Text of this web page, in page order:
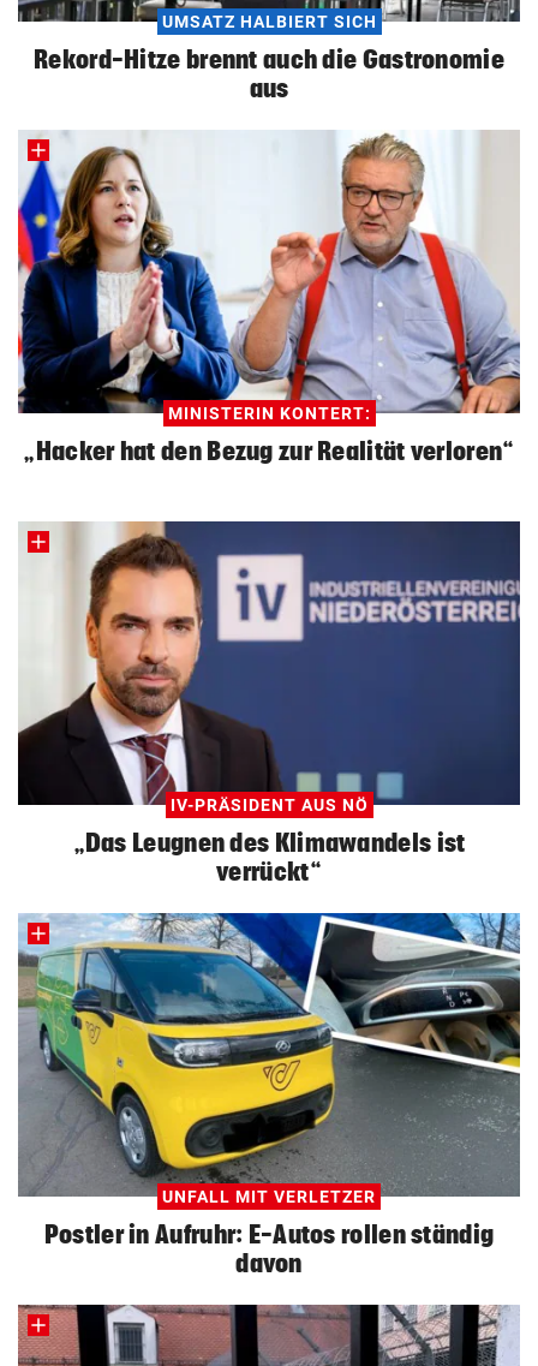
UMSATZ HALBIERT SICH
Rekord-Hitze brennt auch die Gastronomie
aus
MINISTERIN KONTERT:
„Hacker hat den Bezug zur Realität verloren“
IV-PRÄSIDENT AUS NÖ
„Das Leugnen des Klimawandels ist
verrückt“
UNFALL MIT VERLETZER
Postler in Aufruhr: E-Autos rollen ständig
davon